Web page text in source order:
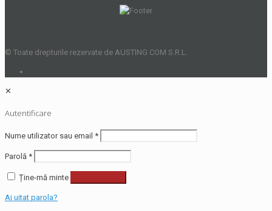
© Toate drepturile rezervate de AUSTING COM S.R.L.
✕
Autentificare
Nume utilizator sau email *
Parolă *
Ține-mă minte
Ai uitat parola?